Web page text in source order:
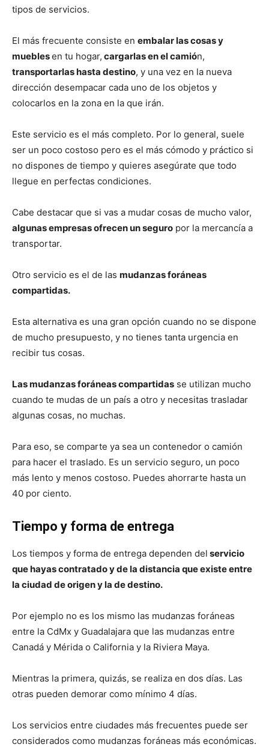
tipos de servicios.
El más frecuente consiste en embalar las cosas y
mueblesen tu hogar, cargarlas en el camión,
transportarlas hasta destino, y una vez en la nueva
dirección desempacar cada uno de los objetos y
colocarlos en la zona en la que irán.
Este servicio es el más completo. Por lo general, suele
ser un poco costoso pero es el más cómodo y práctico si
no dispones de tiempo y quieres asegúrate que todo
llegue en perfectas condiciones.
Cabe destacar que si vas a mudar cosas de mucho valor,
algunas empresas ofrecen un seguro por la mercancía a
transportar.
Otro servicio es el de las mudanzas foráneas
compartidas.
Esta alternativa es una gran opción cuando no se dispone
de mucho presupuesto, y no tienes tanta urgencia en
recibir tus cosas.
Las mudanzas foráneas compartidas se utilizan mucho
cuando te mudas de un país a otro y necesitas trasladar
algunas cosas, no muchas.
Para eso, se comparte ya sea un contenedor o camión
para hacer el traslado. Es un servicio seguro, un poco
más lento y menos costoso. Puedes ahorrarte hasta un
40 por ciento.
Tiempo y forma de entrega
Los tiempos y forma de entrega dependen del servicio
que hayas contratado y de la distancia que existe entre
la ciudad de origen y la de destino.
Por ejemplo no es los mismo las mudanzas foráneas
entre la CdMx y Guadalajara que las mudanzas entre
Canadá y Mérida o California y la Riviera Maya.
Mientras la primera, quizás, se realiza en dos días. Las
otras pueden demorar como mínimo 4 días.
Los servicios entre ciudades más frecuentes puede ser
considerados como mudanzas foráneas más económicas.